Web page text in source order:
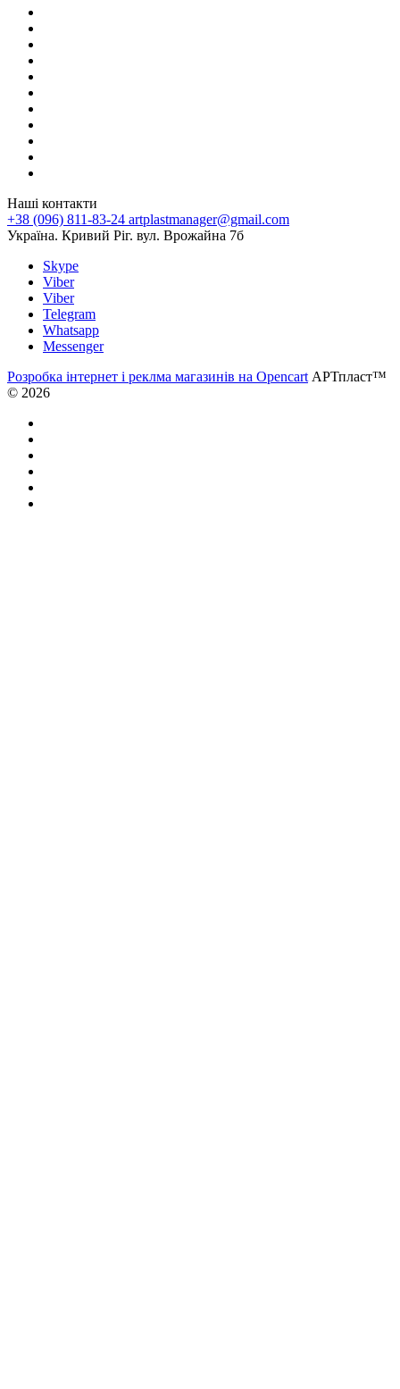
Наші контакти
+38 (096) 811-83-24 artplastmanager@gmail.com
Україна. Кривий Ріг. вул. Врожайна 7б
Skype
Viber
Viber
Telegram
Whatsapp
Messenger
Розробка інтернет і реклма магазинів на Opencart АРТпласт™
© 2026